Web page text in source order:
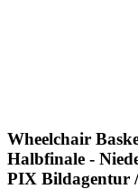
Wheelchair
Halbfinale -
PIX Bildagentur